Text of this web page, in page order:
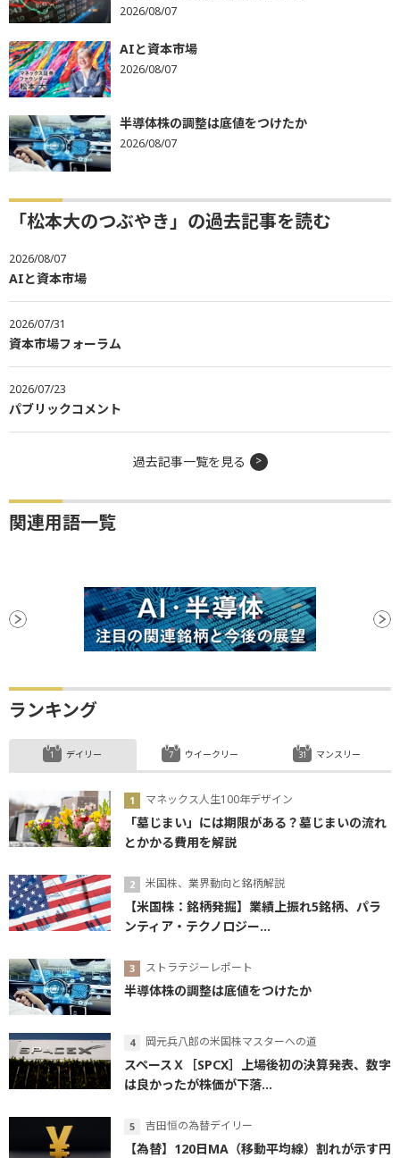
2026/08/07
AIと資本市場
2026/08/07
半導体株の調整は底値をつけたか
2026/08/07
「松本大のつぶやき」の過去記事を読む
2026/08/07
AIと資本市場
2026/07/31
資本市場フォーラム
2026/07/23
パブリックコメント
過去記事一覧を見る
関連用語一覧
ランキング
デイリー
マネックス人生100年デザイン
「墓じまい」には期限がある？墓じまいの流れ
とかかる費用を解説
米国株、業界動向と銘柄解説
【米国株：銘柄発掘】業績上振れ5銘柄、パラ
ンティア・テクノロジー...
ストラテジーレポート
半導体株の調整は底値をつけたか
岡元兵八郎の米国株マスターへの道
スペースＸ［SPCX］上場後初の決算発表、数字
は良かったが株価が下落...
吉田恒の為替デイリー
【為替】120日MA（移動平均線）割れが示す円
ウイークリー マンスリー